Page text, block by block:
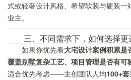
式或轻奢设计风格、希望软装与硬装
业主。
三、不同需求下，如何选择
如果你优先看大宅设计案例积累是
覆盖别墅复杂工艺、项目管理是否有可
适合优先考虑——主创团队人均100+套